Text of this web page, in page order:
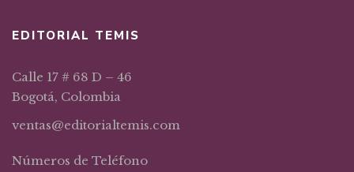
EDITORIAL TEMIS
Calle 17 # 68 D – 46
Bogotá, Colombia
ventas@editorialtemis.com
Números de Teléfono